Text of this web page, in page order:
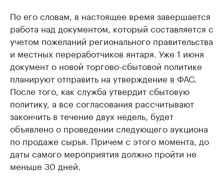
По его словам, в настоящее время завершается
работа над документом, который составляется с
учетом пожеланий регионального правительства
и местных переработчиков янтаря. Уже 1 июня
документ о новой торгово-сбытовой политике
планируют отправить на утверждение в ФАС.
После того, как служба утвердит сбытовую
политику, а все согласования рассчитывают
закончить в течение двух недель, будет
объявлено о проведении следующего аукциона
по продаже сырья. Причем с этого момента, до
даты самого мероприятия должно пройти не
меньше 30 дней.